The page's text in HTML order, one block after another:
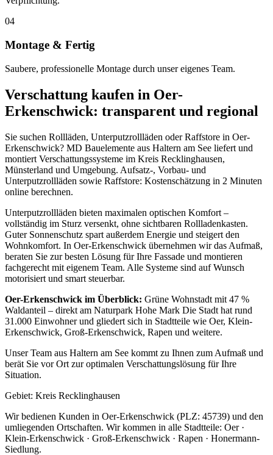
04
Montage & Fertig
Saubere, professionelle Montage durch unser eigenes Team.
Verschattung kaufen in Oer-
Erkenschwick: transparent und regional
Sie suchen Rollläden, Unterputzrollläden oder Raffstore in Oer-
Erkenschwick? MD Bauelemente aus Haltern am See liefert und
montiert Verschattungssysteme im Kreis Recklinghausen,
Münsterland und Umgebung. Aufsatz-, Vorbau- und
Unterputzrollläden sowie Raffstore: Kostenschätzung in 2 Minuten
online berechnen.
Unterputzrollläden bieten maximalen optischen Komfort –
vollständig im Sturz versenkt, ohne sichtbaren Rollladenkasten.
Guter Sonnenschutz spart außerdem Energie und steigert den
Wohnkomfort. In Oer-Erkenschwick übernehmen wir das Aufmaß,
beraten Sie zur besten Lösung für Ihre Fassade und montieren
fachgerecht mit eigenem Team. Alle Systeme sind auf Wunsch
motorisiert und smart steuerbar.
Oer-Erkenschwick im Überblick: Grüne Wohnstadt mit 47 %
Waldanteil – direkt am Naturpark Hohe Mark Die Stadt hat rund
31.000 Einwohnerund gliedert sich in Stadtteile wie Oer, Klein-
Erkenschwick, Groß-Erkenschwick, Rapen und weitere.
Unser Team aus Haltern am See kommt zu Ihnen zum Aufmaß und
berät Sie vor Ort zur optimalen Verschattungslösung für Ihre
Situation.
Gebiet: Kreis Recklinghausen
Wir bedienen Kunden in Oer-Erkenschwick (PLZ: 45739) und den
umliegenden Ortschaften. Wir kommen in alle Stadtteile: Oer ·
Klein-Erkenschwick · Groß-Erkenschwick · Rapen · Honermann-
Siedlung.